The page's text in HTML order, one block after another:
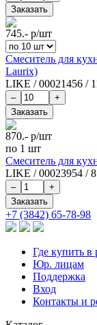
745.- р/шт
Смеситель для
Laurix)
LIKE /00021456 /
870.- р/шт
по 1 шт
Смеситель для
LIKE /00023954 /
+7 (3842) 65-78-98
Где купить в
Юр. лицам
Поддержка
Вход
Контакты и